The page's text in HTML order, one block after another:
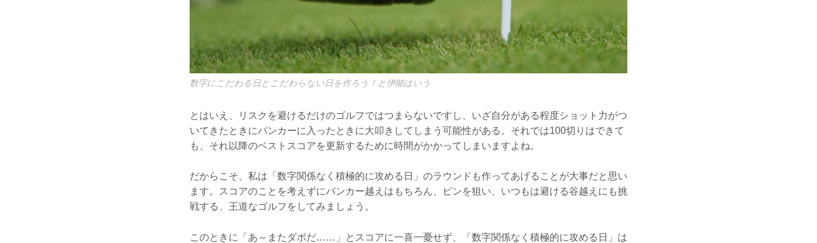
数字にこだわる日とこだわらない日を作ろう！と伊能はいう
とはいえ、リスクを避けるだけのゴルフではつまらないですし、いざ自分がある程度ショット力がつ
いてきたときにバンカーに入ったときに大叩きしてしまう可能性がある。それでは100切りはできて
も、それ以降のベストスコアを更新するために時間がかかってしまいますよね。
だからこそ、私は「数字関係なく積極的に攻める日」のラウンドも作ってあげることが大事だと思い
ます。スコアのことを考えずにバンカー越えはもちろん、ピンを狙い、いつもは避ける谷越えにも挑
戦する、王道なゴルフをしてみましょう。
このときに「あ～またダボだ……」とスコアに一喜一憂せず、「数字関係なく積極的に攻める日」は